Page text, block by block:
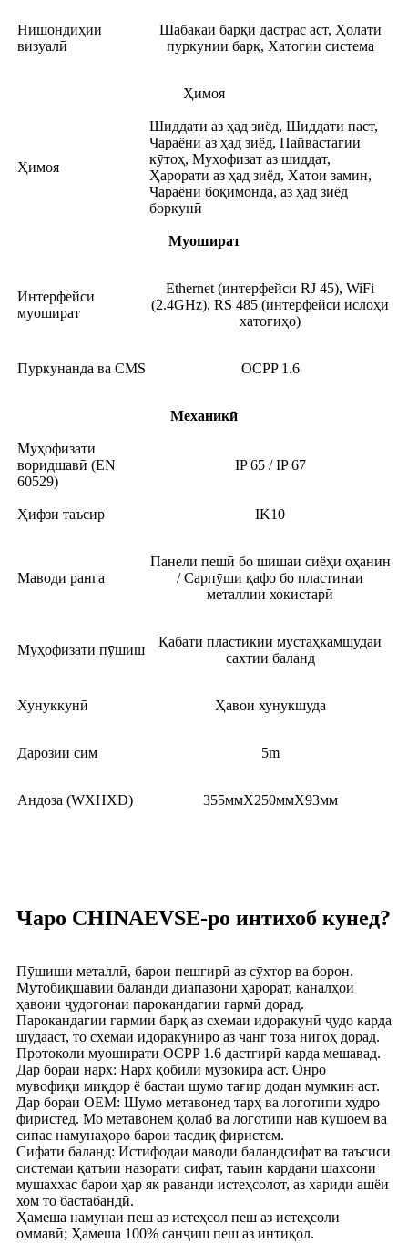
Нишондиҳии
визуалӣ
Шабакаи барқӣ дастрас аст, Ҳолати
пуркунии барқ, Хатогии система
Ҳимоя
Ҳимоя
Шиддати аз ҳад зиёд, Шиддати паст,
Ҷараёни аз ҳад зиёд, Пайвастагии
кӯтоҳ, Муҳофизат аз шиддат,
Ҳарорати аз ҳад зиёд, Хатои замин,
Ҷараёни боқимонда, аз ҳад зиёд
боркунӣ
Муошират
Интерфейси
муошират
Ethernet (интерфейси RJ 45), WiFi
(2.4GHz), RS 485 (интерфейси ислоҳи
хатогиҳо)
Пуркунанда ва CMS OCPP 1.6
Механикӣ
Муҳофизати
воридшавӣ (EN
60529)
IP 65 / IP 67
Ҳифзи таъсир IK10
Маводи ранга
Панели пешӣ бо шишаи сиёҳи оҳанин
/ Сарпӯши қафо бо пластинаи
металлии хокистарӣ
Муҳофизати пӯшиш
Қабати пластикии мустаҳкамшудаи
сахтии баланд
Хунуккунӣ Ҳавои хунукшуда
Дарозии сим 5m
Андоза (WXHXD) 355ммX250ммX93мм
Чаро CHINAEVSE-ро интихоб кунед?
Пӯшиши металлӣ, барои пешгирӣ аз сӯхтор ва борон.
Мутобиқшавии баланди диапазони ҳарорат, каналҳои
ҳавоии ҷудогонаи парокандагии гармӣ дорад.
Парокандагии гармии барқ ​​аз схемаи идоракунӣ ҷудо карда
шудааст, то схемаи идоракуниро аз чанг тоза нигоҳ дорад.
Протоколи муоширати OCPP 1.6 дастгирӣ карда мешавад.
Дар бораи нарх: Нарх қобили музокира аст. Онро
мувофиқи миқдор ё бастаи шумо тағир додан мумкин аст.
Дар бораи OEM: Шумо метавонед тарҳ ва логотипи худро
фиристед. Мо метавонем қолаб ва логотипи нав кушоем ва
сипас намунаҳоро барои тасдиқ фиристем.
Сифати баланд: Истифодаи маводи баландсифат ва таъсиси
системаи қатъии назорати сифат, таъин кардани шахсони
мушаххас барои ҳар як раванди истеҳсолот, аз хариди ашёи
хом то бастабандӣ.
Ҳамеша намунаи пеш аз истеҳсол пеш аз истеҳсоли
оммавӣ; Ҳамеша 100% санҷиш пеш аз интиқол.